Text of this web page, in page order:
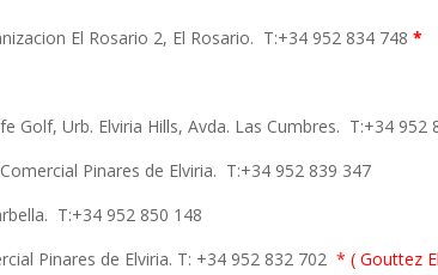
El Rosario 2, El Rosario. T:+34 952 834 748*
Golf, Urb. Elviria Hills, Avda. Las Cumbres. T:+34 952
Pinares de Elviria. T:+34 952 839 347
T:+34 952 850 148
Pinares de Elviria. T: +34 952 832 702* ( Gouttez